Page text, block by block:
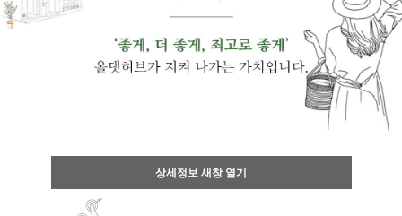
상세정보 새창 열기